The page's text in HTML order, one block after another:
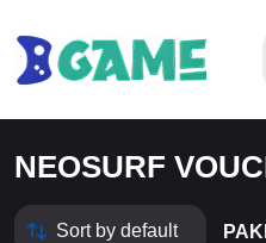
NEOSURF